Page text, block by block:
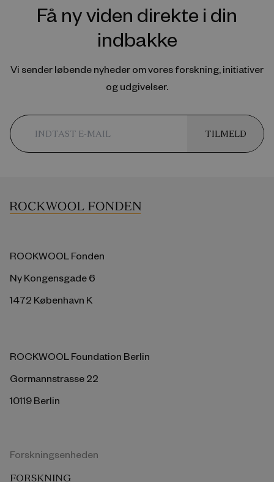
Få ny viden direkte i din
indbakke
Vi sender løbende nyheder om vores forskning, initiativer
og udgivelser.
TILMELD
ROCKWOOL Fonden
Ny Kongensgade 6
1472 København K
ROCKWOOL Foundation Berlin
Gormannstrasse 22
10119 Berlin
Forskningsenheden
FORSKNING